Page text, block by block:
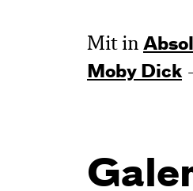
Mit in
Moby Dick